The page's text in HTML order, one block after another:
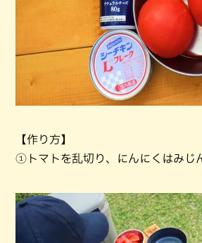
【作り方】
①トマトを乱切り、にんにくはみじ